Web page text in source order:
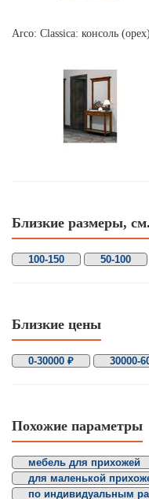
Arco: Classica: консоль (орех)
Близкие размеры, см.
100-150 50-100
Близкие цены
0-30000 ₽ 30000-
Похожие параметры
мебель для прихожей
для маленькой
по индивидуальным